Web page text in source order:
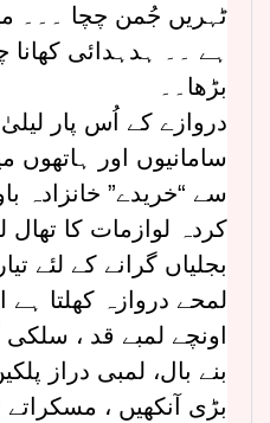
ٹہریں جُمن چچا ۔۔۔
ہے ۔۔ ہدہدائی کھانا
بڑھا۔۔
دروازے کے اُس پار
سامانیوں اور ہاتھوں
سے “خریدے” خانزادہ
کردہ لوازمات کا تھال
بجلیاں گرانے کے لئے
لمحے دروازہ کھلتا ہے
اونچے لمبے قد ، سلکی
بنے بال، لمبی دراز
بڑی آنکھیں ، مسکراتے